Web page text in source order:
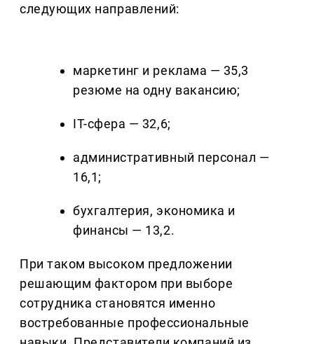
следующих направлений:
маркетинг и реклама — 35,3
резюме на одну вакансию;
IT-сфера — 32,6;
административный персонал —
16,1;
бухгалтерия, экономика и
финансы — 13,2.
При таком высоком предложении
решающим фактором при выборе
сотрудника становятся именно
востребованные профессиональные